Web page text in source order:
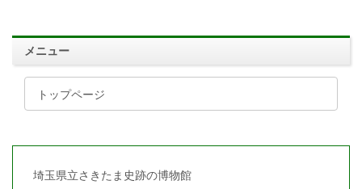
メニュー
トップページ
埼玉県立さきたま史跡の博物館